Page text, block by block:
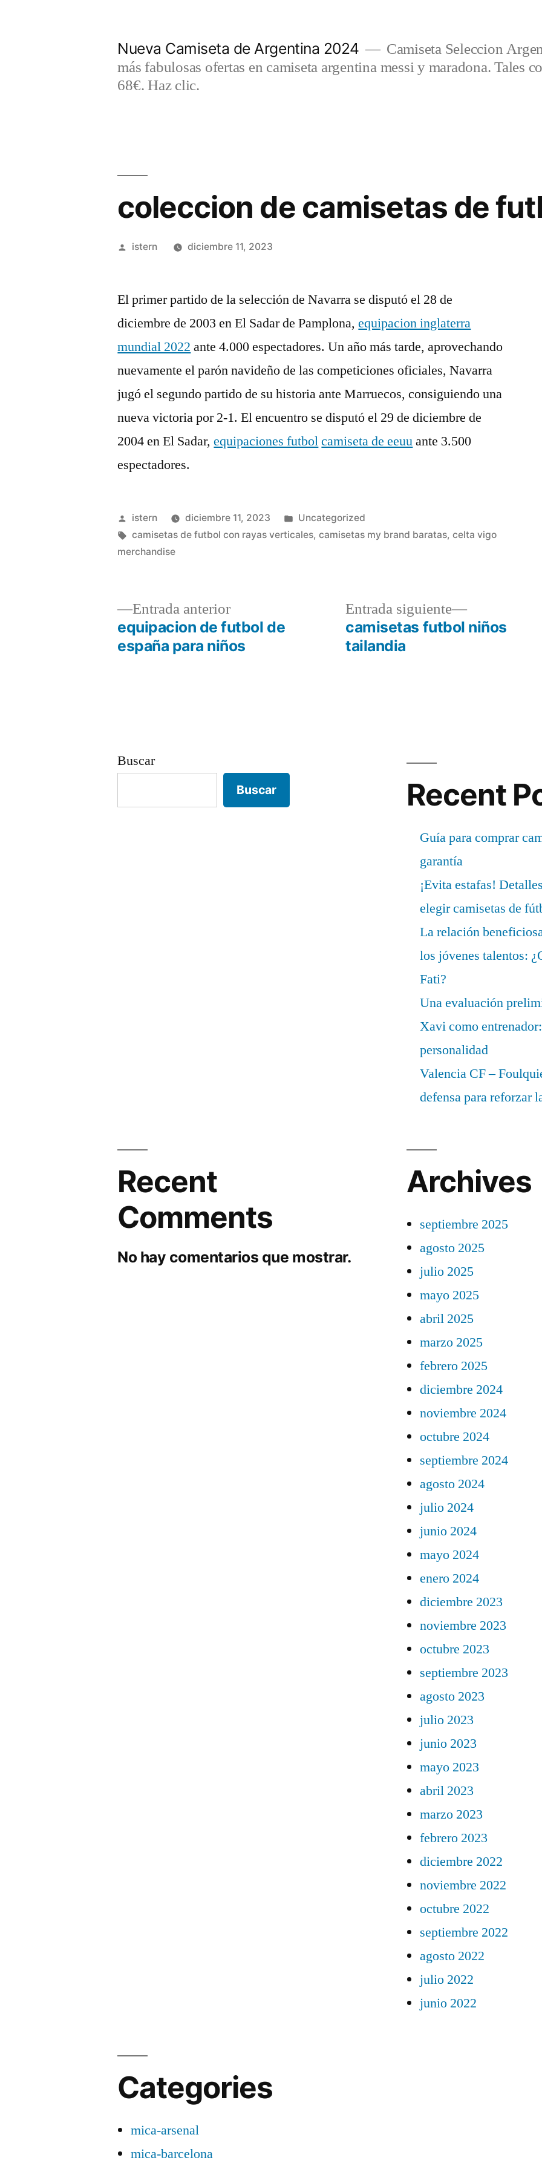
Nueva Camiseta de Argentina 2024
Camiseta Seleccion
más fabulosas ofertas en camiseta argentina messi y maradona. Tales
68€. Haz clic.
coleccion de camisetas de
Publicado
istern diciembre 11, 2023
El primer partido de la selección de Navarra se disputó el 28 de
diciembre de 2003 en El Sadar de Pamplona,equipacion inglaterra
mundial 2022 ante 4.000 espectadores. Un año más tarde, aprovechando
nuevamente el parón navideño de las competiciones oficiales, Navarra
jugó el segundo partido de su historia ante Marruecos, consiguiendo una
nueva victoria por 2-1. El encuentro se disputó el 29 de diciembre de
2004 en El Sadar,equipaciones futbolcamiseta de eeuuante 3.500
espectadores.
Publicado
por
istern diciembre 11, 2023
Publicado
en
Uncategorized
Etiquetas:
camisetas de futbol con rayas verticales,camisetas my brand baratas,celta vigo
merchandise
Navegación
Entrada anteriorEntrada
anterior:
equipacion de futbol de
españa para niños
Entrada siguiente
Entrada
siguiente:
camisetas futbol niños
tailandia
Buscar
Buscar Recent
Guía para comprar
garantía
¡Evita estafas!
elegir camisetas de
La relación
los jóvenes talentos:
Fati?
Una evaluación
Xavi como
personalidad
Valencia CF –
defensa para reforzar
Recent
Comments
No hay comentarios que mostrar.
Archives
septiembre 2025
agosto 2025
julio 2025
mayo 2025
abril 2025
marzo 2025
febrero 2025
diciembre 2024
noviembre 2024
octubre 2024
septiembre 2024
agosto 2024
julio 2024
junio 2024
mayo 2024
enero 2024
diciembre 2023
noviembre 2023
octubre 2023
septiembre 2023
agosto 2023
julio 2023
junio 2023
mayo 2023
abril 2023
marzo 2023
febrero 2023
diciembre 2022
noviembre 2022
octubre 2022
septiembre 2022
agosto 2022
julio 2022
junio 2022
Categories
mica-arsenal
mica-barcelona